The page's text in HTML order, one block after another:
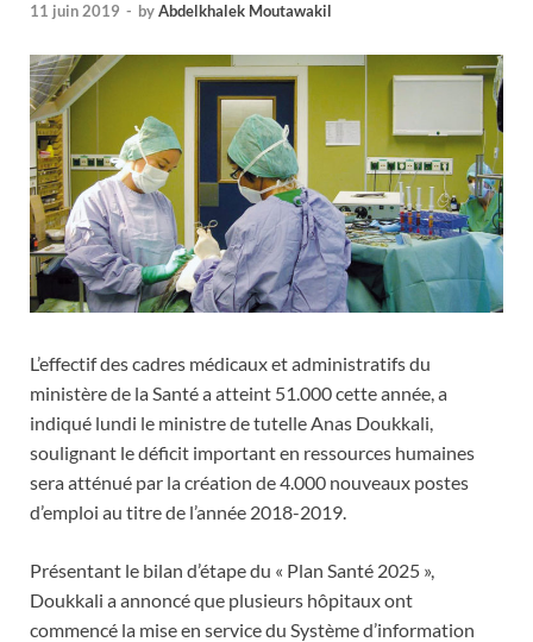
11 juin 2019 - byAbdelkhalek Moutawakil
L’effectif des cadres médicaux et administratifs du
ministère de la Santé a atteint 51.000 cette année, a
indiqué lundi le ministre de tutelle Anas Doukkali,
soulignant le déficit important en ressources humaines
sera atténué par la création de 4.000 nouveaux postes
d’emploi au titre de l’année 2018-2019.
Présentant le bilan d’étape du « Plan Santé 2025 »,
Doukkali a annoncé que plusieurs hôpitaux ont
commencé la mise en service du Système d’information